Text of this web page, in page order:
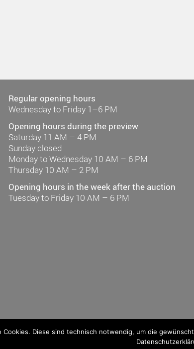
Regular opening hours
Wednesday to Friday 1–6 PM
Opening hours during the preview
Saturday 11 AM – 4 PM
Sunday closed
Monday to Wednesday 10 AM – 6 PM
Thursday 10 AM – 2 PM
Opening hours in the week after the auction
Tuesday to Friday 10 AM – 6 PM
Diese sind technisch notwendig, um die